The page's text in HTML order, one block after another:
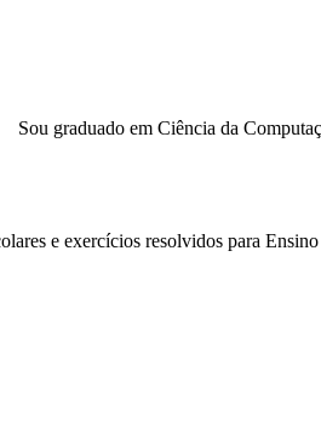
Sou graduado em Ciência da
e exercícios resolvidos para